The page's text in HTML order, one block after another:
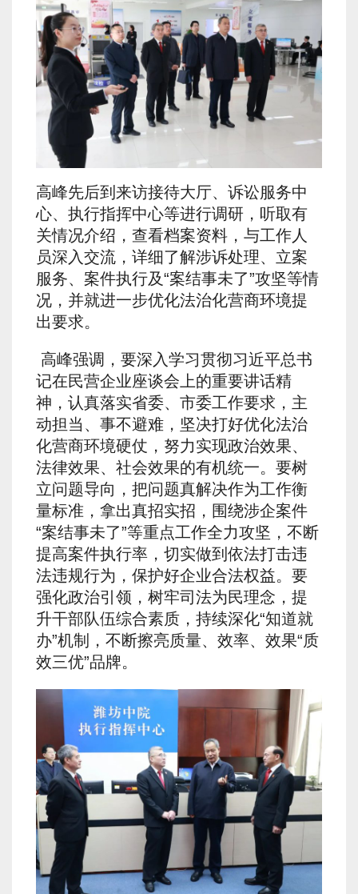
高峰先后到来访接待大厅、诉讼服务中
心、执行指挥中心等进行调研，听取有
关情况介绍，查看档案资料，与工作人
员深入交流，详细了解涉诉处理、立案
服务、案件执行及“案结事未了”攻坚等情
况，并就进一步优化法治化营商环境提
出要求。
高峰强调，要深入学习贯彻习近平总书
记在民营企业座谈会上的重要讲话精
神，认真落实省委、市委工作要求，主
动担当、事不避难，坚决打好优化法治
化营商环境硬仗，努力实现政治效果、
法律效果、社会效果的有机统一。要树
立问题导向，把问题真解决作为工作衡
量标准，拿出真招实招，围绕涉企案件
“案结事未了”等重点工作全力攻坚，不断
提高案件执行率，切实做到依法打击违
法违规行为，保护好企业合法权益。要
强化政治引领，树牢司法为民理念，提
升干部队伍综合素质，持续深化“知道就
办”机制，不断擦亮质量、效率、效果“质
效三优”品牌。